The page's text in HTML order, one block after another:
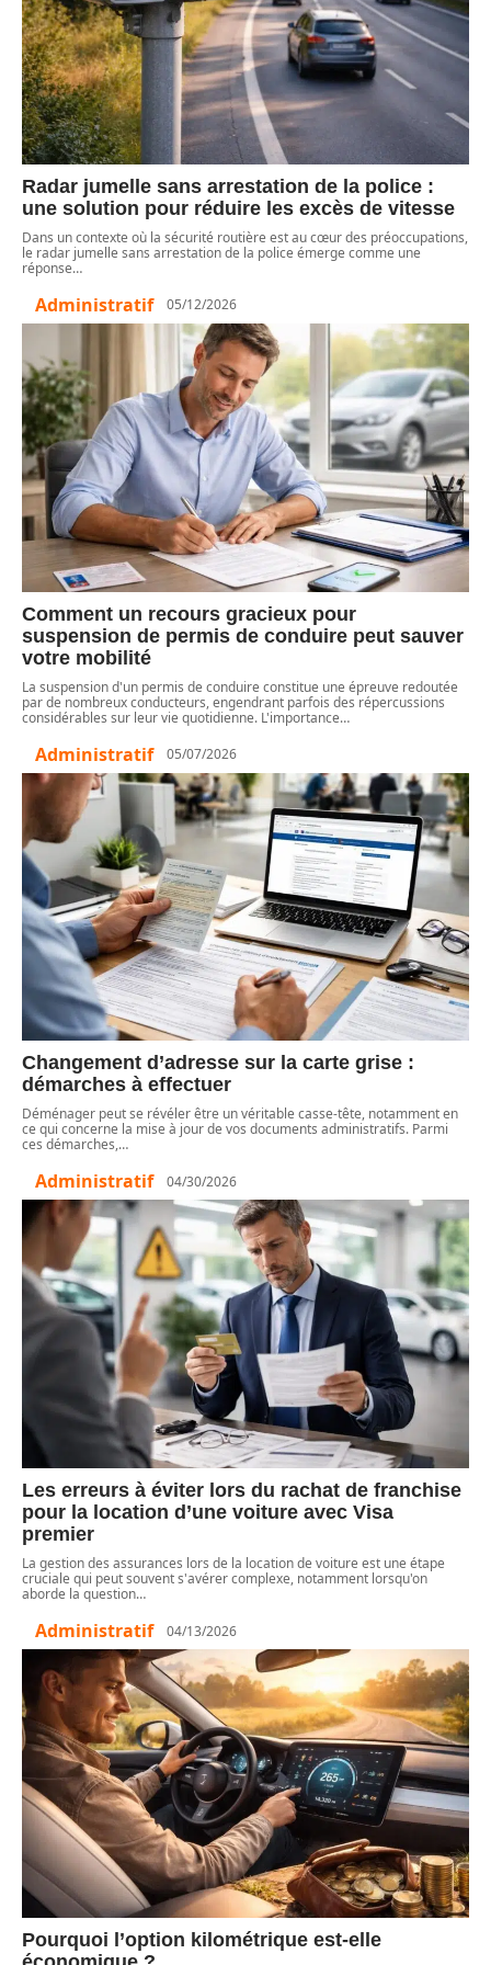
Radar jumelle sans arrestation de la police :
une solution pour réduire les excès de vitesse
Dans un contexte où la sécurité routière est au cœur des préoccupations,
le radar jumelle sans arrestation de la police émerge comme une
réponse…
Administratif 05/12/2026
Comment un recours gracieux pour
suspension de permis de conduire peut sauver
votre mobilité
La suspension d'un permis de conduire constitue une épreuve redoutée
par de nombreux conducteurs, engendrant parfois des répercussions
considérables sur leur vie quotidienne. L'importance…
Administratif 05/07/2026
Changement d’adresse sur la carte grise :
démarches à effectuer
Déménager peut se révéler être un véritable casse-tête, notamment en
ce qui concerne la mise à jour de vos documents administratifs. Parmi
ces démarches,…
Administratif 04/30/2026
Les erreurs à éviter lors du rachat de franchise
pour la location d’une voiture avec Visa
premier
La gestion des assurances lors de la location de voiture est une étape
cruciale qui peut souvent s'avérer complexe, notamment lorsqu'on
aborde la question…
Administratif 04/13/2026
Pourquoi l’option kilométrique est-elle